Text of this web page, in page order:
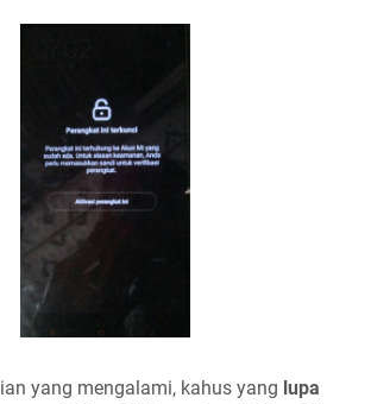
yang mengalami, kahus yang lupa